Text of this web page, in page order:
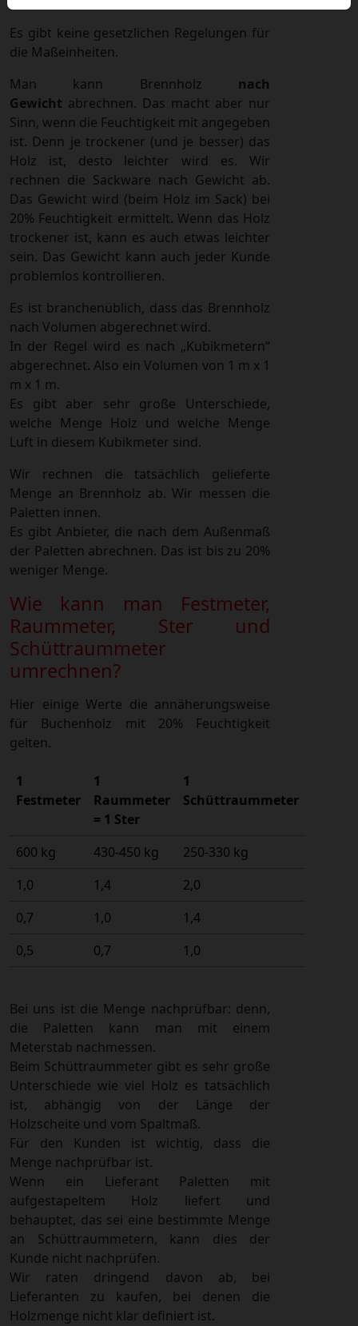
Es gibt keine gesetzlichen Regelungen für
die Maßeinheiten.
Man kann Brennholz
nach
Gewicht abrechnen. Das macht aber nur
Sinn, wenn die Feuchtigkeit mit angegeben
ist. Denn je trockener (und je besser) das
Holz ist, desto leichter wird es. Wir
rechnen die Sackware nach Gewicht ab.
Das Gewicht wird (beim Holz im Sack) bei
20% Feuchtigkeit ermittelt. Wenn das Holz
trockener ist, kann es auch etwas leichter
sein. Das Gewicht kann auch jeder Kunde
problemlos kontrollieren.
Es ist branchenüblich, dass das Brennholz
nach Volumen abgerechnet wird.
In der Regel wird es nach „Kubikmetern“
abgerechnet. Also ein Volumen von 1 m x 1
m x 1 m.
Es gibt aber sehr große Unterschiede,
welche Menge Holz und welche Menge
Luft in diesem Kubikmeter sind.
Wir rechnen die tatsächlich gelieferte
Menge an Brennholz ab. Wir messen die
Paletten innen.
Es gibt Anbieter, die nach dem Außenmaß
der Paletten abrechnen. Das ist bis zu 20%
weniger Menge.
Wie kann man Festmeter,
Raummeter, Ster und
Schüttraummeter
umrechnen?
Hier einige Werte die annäherungsweise
für Buchenholz mit 20% Feuchtigkeit
gelten.
1
Festmeter
1
Raummeter
= 1 Ster
1
Schüttraummeter
600 kg 430-450 kg
250-330 kg
1,0
1,4
2,0
0,7
1,0
1,4
0,5
0,7 1,0
Bei uns ist die Menge nachprüfbar: denn,
die Paletten kann man mit einem
Meterstab nachmessen.
Beim Schüttraummeter gibt es sehr große
Unterschiede wie viel Holz es tatsächlich
ist, abhängig von der Länge der
Holzscheite und vom Spaltmaß.
Für den Kunden ist wichtig, dass die
Menge nachprüfbar ist.
Wenn ein Lieferant Paletten mit
aufgestapeltem Holz liefert und
behauptet, das sei eine bestimmte Menge
an Schüttraummetern, kann dies der
Kunde nicht nachprüfen.
Wir raten dringend davon ab, bei
Lieferanten zu kaufen, bei denen die
Holzmenge nicht klar definiert ist.